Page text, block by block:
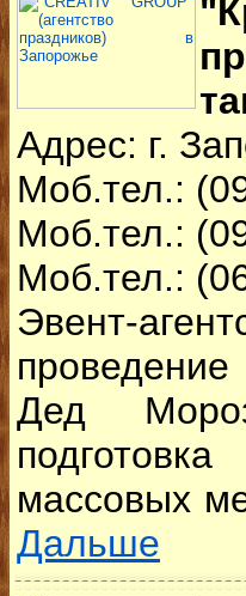
Адрес: г.
Моб.тел.:
Моб.тел.:
Моб.тел.:
Эвент-
Дед
массовых
Дальше